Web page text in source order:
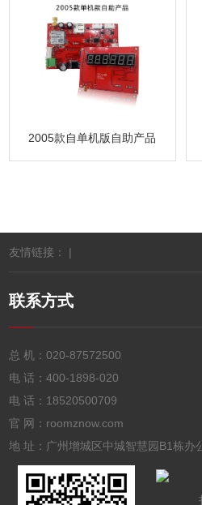
2005款自单机版自助产品
友情链接： |
联系方式
总 机：020-87572500
电 话：400-1898-020
电 话： 18520500709
官 网：roomznow.com
地 址：广州增城区中城智慧园B1栋办